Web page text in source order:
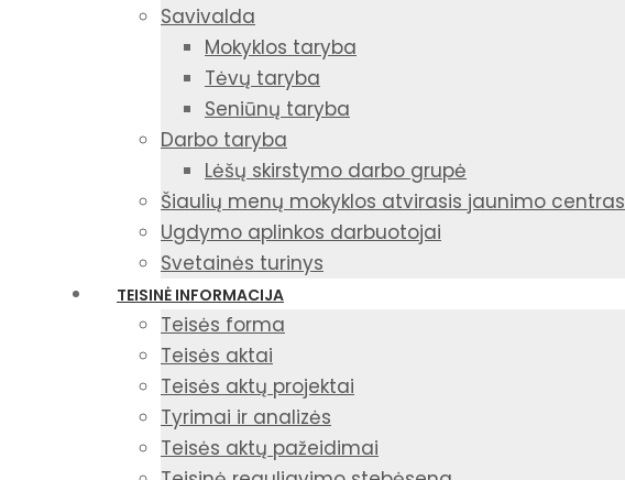
Savivalda
Mokyklos taryba
Tėvų taryba
Seniūnų taryba
Darbo taryba
Lėšų skirstymo darbo grupė
Šiaulių menų mokyklos atvirasis jaunimo centras
Ugdymo aplinkos darbuotojai
Svetainės turinys
TEISINĖ INFORMACIJA
Teisės forma
Teisės aktai
Teisės aktų projektai
Tyrimai ir analizės
Teisės aktų pažeidimai